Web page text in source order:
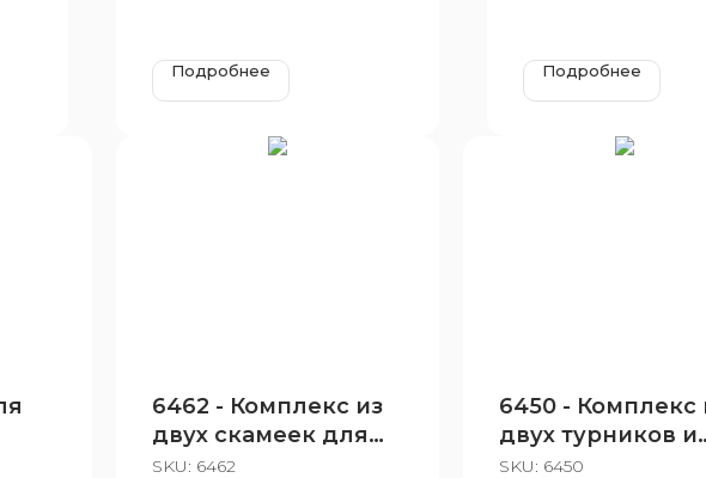
Подробнее Подробнее
6462 - Комплекс из
двух скамеек для
пресса и шведской
SKU: 6462
6450 - Комплекс
двух турников и
скамьи
SKU: 6450